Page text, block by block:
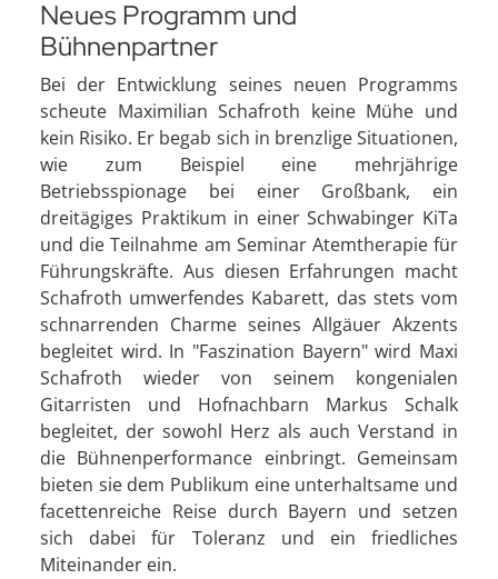
Neues Programm und
Bühnenpartner
Bei der Entwicklung seines neuen Programms
scheute Maximilian Schafroth keine Mühe und
kein Risiko. Er begab sich in brenzlige Situationen,
wie zum Beispiel eine mehrjährige
Betriebsspionage bei einer Großbank, ein
dreitägiges Praktikum in einer Schwabinger KiTa
und die Teilnahme am Seminar Atemtherapie für
Führungskräfte. Aus diesen Erfahrungen macht
Schafroth umwerfendes Kabarett, das stets vom
schnarrenden Charme seines Allgäuer Akzents
begleitet wird. In "Faszination Bayern" wird Maxi
Schafroth wieder von seinem kongenialen
Gitarristen und Hofnachbarn Markus Schalk
begleitet, der sowohl Herz als auch Verstand in
die Bühnenperformance einbringt. Gemeinsam
bieten sie dem Publikum eine unterhaltsame und
facettenreiche Reise durch Bayern und setzen
sich dabei für Toleranz und ein friedliches
Miteinander ein.